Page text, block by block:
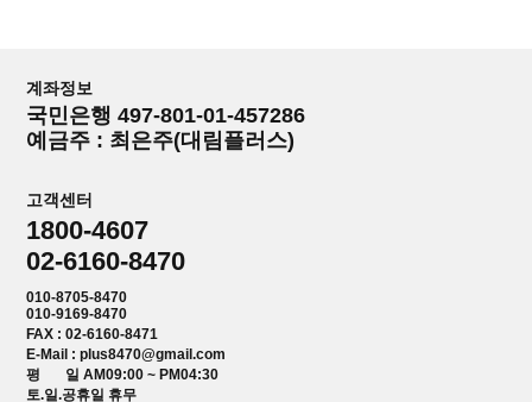
계좌정보
국민은행 497-801-01-457286
예금주 : 최은주(대림플러스)
고객센터
1800-4607
02-6160-8470
010-8705-8470
010-9169-8470
FAX : 02-6160-8471
E-Mail : plus8470@gmail.com
평 일 AM09:00 ~ PM04:30
토.일.공휴일 휴무